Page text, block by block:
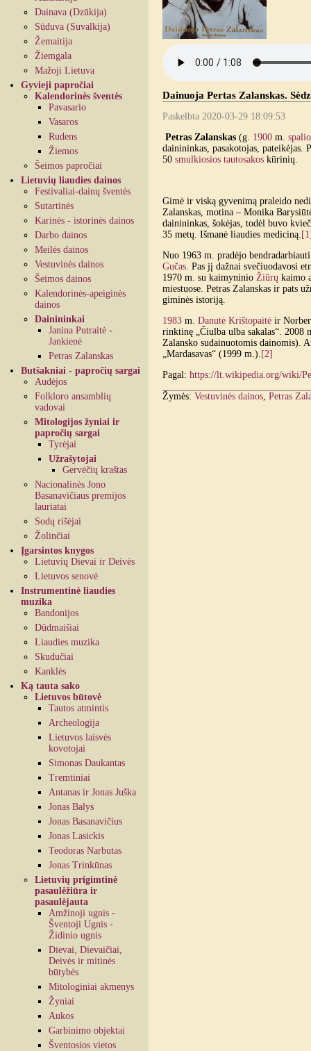
Dainava (Dzūkija)
Sūduva (Suvalkija)
Žemaitija
Žiemgala
Mažoji Lietuva
Gyvieji papročiai
Kalendorinės šventės
Pavasario
Vasaros
Rudens
Žiemos
Šeimos papročiai
Lietuvių liaudies dainos
Festivaliai-dainų šventės
Sutartinės
Karinės - istorinės dainos
Darbo dainos
Meilės dainos
Vestuvinės dainos
Šeimos dainos
Kalendorinės-apeiginės
dainos
Dainininkai
Janina Putraitė -
Jankienė
Petras Zalanskas
Butšakniai - papročių sargai
Audėjos
Folkloro ansamblių
vadovai
Mitologijos žyniai ir
papročių sargai
Tyrėjai
Užrašytojai
Gervėčių kraštas
Nacionalinės Jono
Basanavičiaus premijos
lauriatai
Sodų rišėjai
Žolinčiai
Įgarsintos knygos
Lietuvių Dievai ir Deivės
Lietuvos senovė
Instrumentinė liaudies
muzika
Bandonijos
Dūdmaišiai
Liaudies muzika
Skudučiai
Kanklės
Ką tauta sako
Lietuvos būtovė
Tautos atmintis
Archeologija
Lietuvos laisvės
kovotojai
Simonas Daukantas
Tremtiniai
Antanas ir Jonas Juška
Jonas Balys
Jonas Basanavičius
Jonas Lasickis
Teodoras Narbutas
Jonas Trinkūnas
Lietuvių prigimtinė
pasaulėžiūra ir
pasaulėjauta
Amžinoji ugnis -
Šventoji Ugnis -
Židinio ugnis
Dievai, Dievaičiai,
Deivės ir mitinės
būtybės
Mitologiniai akmenys
Žyniai
Aukos
Garbinimo objektai
Šventosios vietos
Dainuoja Pertas Zalanskas.
Paskelbta 2020-03-29 18:09:53
Petras Zalanskas (g. 1900 m.
dainininkas, pasakotojas, pateikėjas.
50 smulkiosios tautosakos kūrinių.
Gimė ir viską gyvenimą praleido
Zalanskas, motina – Monika
dainininkas, šokėjas, todėl buvo
35 metų. Išmanė liaudies mediciną.
Nuo 1963 m. pradėjo
Gučas . Pas jį dažnai svečiuodavosi
1970 m. su kaimyninio Žiūrų kaimo
miestuose. Petras Zalanskas ir pats
giminės istoriją.
1983 m. Danutė Krištopaitė ir
rinktinę „Čiulba ulba sakalas“. 2008
Zalansko sudainuotomis dainomis).
„Mardasavas“ (1999 m.). [2]
Pagal: https://lt.wikipedia.org/wiki/
Žymės: Vestuvinės dainos Petras